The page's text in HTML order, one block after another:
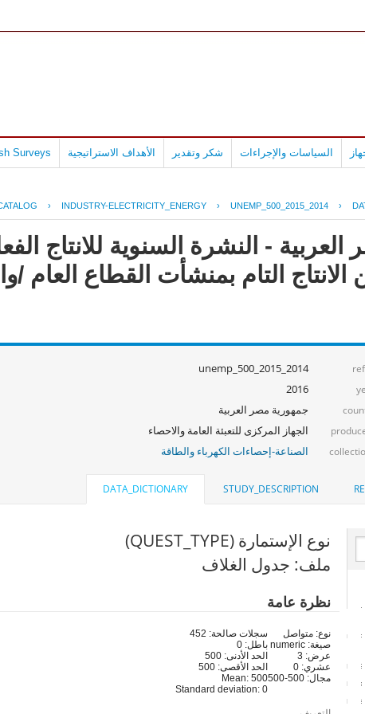
السياسات والإجراءات شكر وتقدير الأهداف الاستراتيجية Surveys
› INDUSTRY-ELECTRICITY_ENERGY › UNEMP_500_2015_2014 ›
- النشرة السنوية للانتاج
التام بمنشأت القطاع العام /
unemp_500_2015_2014
2016
جمهورية مصر العربية
الجهاز المركزى للتعبئة العامة والاحصاء
الصناعة-إحصاءات الكهرباء والطاقة
STUDY_DESCRIPTION
DATA_DICTIONARY
نوع الإستمارة (QUEST_TYPE)
ملف: جدول الغلاف
نظرة عامة
نوع: متواصل
صيغة: numeric
عرض: 3
عشري: 0
مجال: 500-500
سجلات صالحة: 452
باطل: 0
الحد الأدنى: 500
الحد الأقصى: 500
Mean: 500
Standard deviation: 0